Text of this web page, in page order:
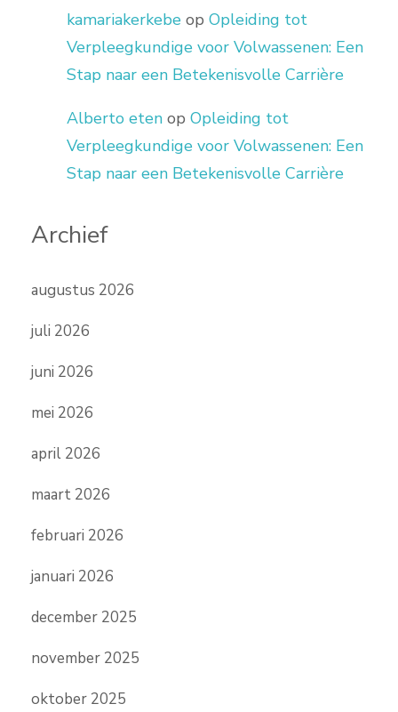
kamariakerkebe op Opleiding tot
Verpleegkundige voor Volwassenen: Een
Stap naar een Betekenisvolle Carrière
Alberto eten op Opleiding tot
Verpleegkundige voor Volwassenen: Een
Stap naar een Betekenisvolle Carrière
Archief
augustus 2026
juli 2026
juni 2026
mei 2026
april 2026
maart 2026
februari 2026
januari 2026
december 2025
november 2025
oktober 2025